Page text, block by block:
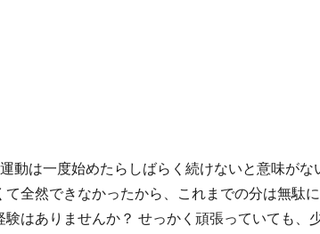
動は一度始めたらしばらく続けないと意味がな
全然できなかったから、これまでの分は無駄
はありませんか？ せっかく頑張っていても、